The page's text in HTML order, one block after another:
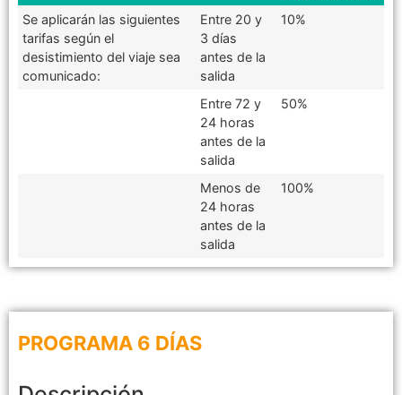
Se aplicarán las siguientes
tarifas según el
desistimiento del viaje sea
comunicado:
Entre 20 y
3 días
antes de la
salida
10%
Entre 72 y
24 horas
antes de la
salida
50%
Menos de
24 horas
antes de la
salida
100%
PROGRAMA 6 DÍAS